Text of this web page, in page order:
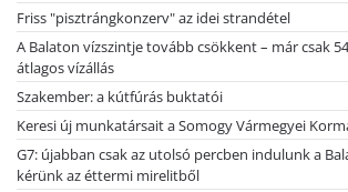
Friss "pisztrángkonzerv" az idei strandétel
A Balaton vízszintje tovább csökkent – már csak
átlagos vízállás
Szakember: a kútfúrás buktatói
Keresi új munkatársait a Somogy Vármegyei
G7: újabban csak az utolsó percben indulunk a
kérünk az éttermi mirelitből